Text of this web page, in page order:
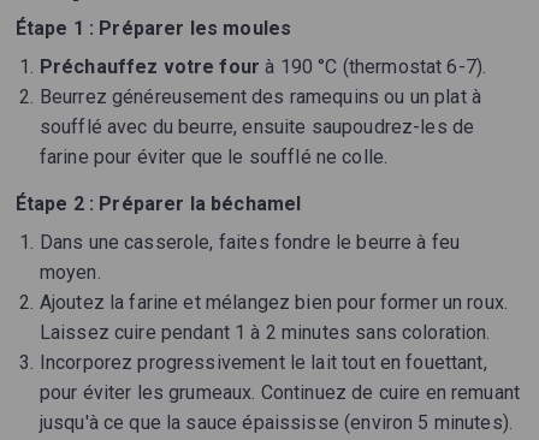
Étape 1 : Préparer les moules
Préchauffez votre four à 190 °C (thermostat 6-7).
Beurrez généreusement des ramequins ou un plat à
soufflé avec du beurre, ensuite saupoudrez-les de
farine pour éviter que le soufflé ne colle.
Étape 2 : Préparer la béchamel
Dans une casserole, faites fondre le beurre à feu
moyen.
Ajoutez la farine et mélangez bien pour former un roux.
Laissez cuire pendant 1 à 2 minutes sans coloration.
Incorporez progressivement le lait tout en fouettant,
pour éviter les grumeaux. Continuez de cuire en remuant
jusqu'à ce que la sauce épaississe (environ 5 minutes).